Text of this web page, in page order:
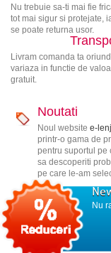
Nu trebuie sa-ti mai fie
tot mai sigur si protejate,
se poate returna usor.
Livram comanda ta
variaza in functie de
gratuit.
Noutati
Noul website e-
printr-o gama de
pentru suportul pe
sa descoperiti
pe care le-am
Nu